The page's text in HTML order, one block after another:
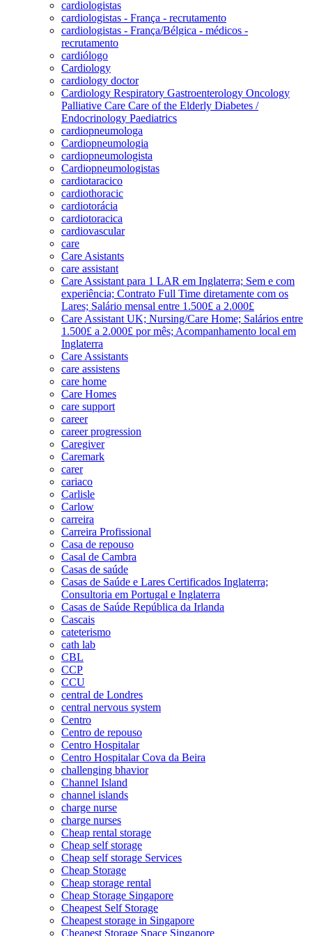
cardiologistas
cardiologistas - França - recrutamento
cardiologistas - França/Bélgica - médicos -
recrutamento
cardiólogo
Cardiology
cardiology doctor
Cardiology Respiratory Gastroenterology Oncology
Palliative Care Care of the Elderly Diabetes /
Endocrinology Paediatrics
cardiopneumologa
Cardiopneumologia
cardiopneumologista
Cardiopneumologistas
cardiotaracico
cardiothoracic
cardiotorácia
cardiotoracica
cardiovascular
care
Care Asistants
care assistant
Care Assistant para 1 LAR em Inglaterra; Sem e com
experiência; Contrato Full Time diretamente com os
Lares; Salário mensal entre 1.500£ a 2.000£
Care Assistant UK; Nursing/Care Home; Salários entre
1.500£ a 2.000£ por mês; Acompanhamento local em
Inglaterra
Care Assistants
care assistens
care home
Care Homes
care support
career
career progression
Caregiver
Caremark
carer
cariaco
Carlisle
Carlow
carreira
Carreira Profissional
Casa de repouso
Casal de Cambra
Casas de saúde
Casas de Saúde e Lares Certificados Inglaterra;
Consultoria em Portugal e Inglaterra
Casas de Saúde República da Irlanda
Cascais
cateterismo
cath lab
CBL
CCP
CCU
central de Londres
central nervous system
Centro
Centro de repouso
Centro Hospitalar
Centro Hospitalar Cova da Beira
challenging bhavior
Channel Island
channel islands
charge nurse
charge nurses
Cheap rental storage
Cheap self storage
Cheap self storage Services
Cheap Storage
Cheap storage rental
Cheap Storage Singapore
Cheapest Self Storage
Cheapest storage in Singapore
Cheapest Storage Space Singapore